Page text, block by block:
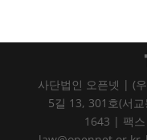
사단법인 오픈넷 | (
5길 13, 301호(서
1643 | 팩